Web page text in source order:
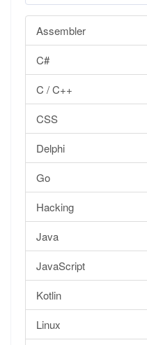
Assembler
C#
C / C++
CSS
Delphi
Go
Hacking
Java
JavaScript
Kotlin
Linux